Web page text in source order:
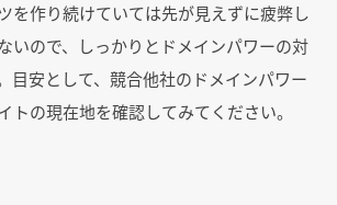
を作り続けていては先が見えずに疲弊し
いので、しっかりとドメインパワーの対
目安として、競合他社のドメインパワー
トの現在地を確認してみてください。